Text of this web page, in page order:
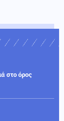
στο όρος